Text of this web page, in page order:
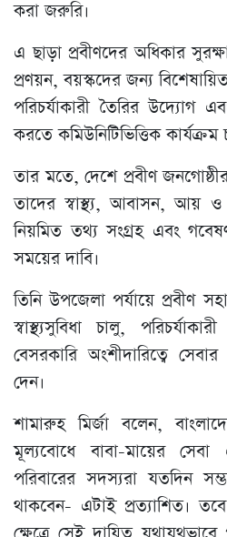
করা জরুরি।
এ ছাড়া প্রবীণদের অধিকার
প্রণয়ন, বয়স্কদের জন্য বিশেষায়িত
পরিচর্যাকারী তৈরির উদ্যোগ
করতে কমিউনিটিভিত্তিক কার্যক্রম
তার মতে, দেশে প্রবীণ
তাদের স্বাস্থ্য, আবাসন, আয় ও
নিয়মিত তথ্য সংগ্রহ এবং
সময়ের দাবি।
তিনি উপজেলা পর্যায়ে প্রবীণ
স্বাস্থ্যসুবিধা চালু,
বেসরকারি অংশীদারিত্বে
দেন।
শামারুহ মির্জা বলেন,
মূল্যবোধে বাবা-মায়ের সেবা
পরিবারের সদস্যরা যতদিন
থাকবেন- এটাই প্রত্যাশিত।